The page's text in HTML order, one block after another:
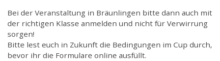
Bei der Veranstaltung in Bräunlingen bitte dann auch mit
der richtigen Klasse anmelden und nicht für Verwirrung
sorgen!
Bitte lest euch in Zukunft die Bedingungen im Cup durch,
bevor ihr die Formulare online ausfüllt.